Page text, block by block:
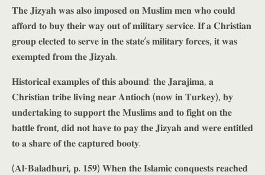
𝐓𝐡𝐞 𝐉𝐢𝐳𝐲𝐚𝐡 𝐰𝐚𝐬 𝐚𝐥𝐬𝐨 𝐢𝐦𝐩𝐨𝐬𝐞𝐝 𝐨𝐧 𝐌𝐮𝐬𝐥𝐢𝐦 𝐦𝐞𝐧 𝐰𝐡𝐨 𝐜𝐨𝐮𝐥𝐝
𝐚𝐟𝐟𝐨𝐫𝐝 𝐭𝐨 𝐛𝐮𝐲 𝐭𝐡𝐞𝐢𝐫 𝐰𝐚𝐲 𝐨𝐮𝐭 𝐨𝐟 𝐦𝐢𝐥𝐢𝐭𝐚𝐫𝐲 𝐬𝐞𝐫𝐯𝐢𝐜𝐞. 𝐈𝐟 𝐚 𝐂𝐡𝐫𝐢𝐬𝐭𝐢𝐚𝐧
𝐠𝐫𝐨𝐮𝐩 𝐞𝐥𝐞𝐜𝐭𝐞𝐝 𝐭𝐨 𝐬𝐞𝐫𝐯𝐞 𝐢𝐧 𝐭𝐡𝐞 𝐬𝐭𝐚𝐭𝐞’𝐬 𝐦𝐢𝐥𝐢𝐭𝐚𝐫𝐲 𝐟𝐨𝐫𝐜𝐞𝐬, 𝐢𝐭 𝐰𝐚𝐬
𝐞𝐱𝐞𝐦𝐩𝐭𝐞𝐝 𝐟𝐫𝐨𝐦 𝐭𝐡𝐞 𝐉𝐢𝐳𝐲𝐚𝐡.
𝐇𝐢𝐬𝐭𝐨𝐫𝐢𝐜𝐚𝐥 𝐞𝐱𝐚𝐦𝐩𝐥𝐞𝐬 𝐨𝐟 𝐭𝐡𝐢𝐬 𝐚𝐛𝐨𝐮𝐧𝐝: 𝐭𝐡𝐞 𝐉𝐚𝐫𝐚𝐣𝐢𝐦𝐚, 𝐚
𝐂𝐡𝐫𝐢𝐬𝐭𝐢𝐚𝐧 𝐭𝐫𝐢𝐛𝐞 𝐥𝐢𝐯𝐢𝐧𝐠 𝐧𝐞𝐚𝐫 𝐀𝐧𝐭𝐢𝐨𝐜𝐡 (𝐧𝐨𝐰 𝐢𝐧 𝐓𝐮𝐫𝐤𝐞𝐲), 𝐛𝐲
𝐮𝐧𝐝𝐞𝐫𝐭𝐚𝐤𝐢𝐧𝐠 𝐭𝐨 𝐬𝐮𝐩𝐩𝐨𝐫𝐭 𝐭𝐡𝐞 𝐌𝐮𝐬𝐥𝐢𝐦𝐬 𝐚𝐧𝐝 𝐭𝐨 𝐟𝐢𝐠𝐡𝐭 𝐨𝐧 𝐭𝐡𝐞
𝐛𝐚𝐭𝐭𝐥𝐞 𝐟𝐫𝐨𝐧𝐭, 𝐝𝐢𝐝 𝐧𝐨𝐭 𝐡𝐚𝐯𝐞 𝐭𝐨 𝐩𝐚𝐲 𝐭𝐡𝐞 𝐉𝐢𝐳𝐲𝐚𝐡 𝐚𝐧𝐝 𝐰𝐞𝐫𝐞 𝐞𝐧𝐭𝐢𝐭𝐥𝐞𝐝
𝐭𝐨 𝐚 𝐬𝐡𝐚𝐫𝐞 𝐨𝐟 𝐭𝐡𝐞 𝐜𝐚𝐩𝐭𝐮𝐫𝐞𝐝 𝐛𝐨𝐨𝐭𝐲.
(𝐀𝐥-𝐁𝐚𝐥𝐚𝐝𝐡𝐮𝐫𝐢, 𝐩. 𝟏𝟓𝟗) 𝐖𝐡𝐞𝐧 𝐭𝐡𝐞 𝐈𝐬𝐥𝐚𝐦𝐢𝐜 𝐜𝐨𝐧𝐪𝐮𝐞𝐬𝐭𝐬 𝐫𝐞𝐚𝐜𝐡𝐞𝐝